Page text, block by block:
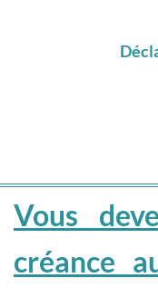
Vous
créance